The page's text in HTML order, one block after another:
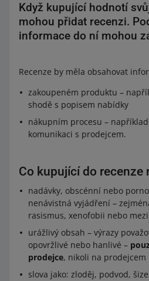
Když kupující hodnotí
mohou přidat recenzi.
informace do ní mohou
Recenze by měla obsahovat
zakoupeném produktu –
shodě s popisem nabídky
nákupním procesu –
komunikaci s prodejcem.
Co kupující do recenze
nadávky, obscénní nebo
nenávistná vyjádření –
rasismus, xenofobii nebo
urážlivý obsah – výrazy
opovržlivé nebo hanlivé –
prodejce, nikoli na
slova jako: zloděj, podvod,